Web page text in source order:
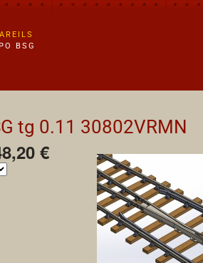
BSG
tg 0.11 30802VRMN
€